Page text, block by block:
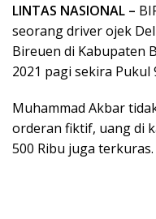
LINTAS NASIONAL –
seorang driver ojek
Bireuen di Kabupaten
2021 pagi sekira Pukul
Muhammad Akbar
orderan fiktif, uang di
500 Ribu juga terkuras.